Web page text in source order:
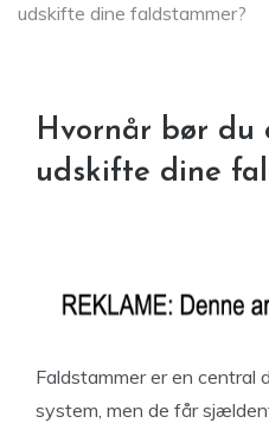
udskifte dine faldstammer?
Hvornår bør du
udskifte dine
Faldstammer er en central
system, men de får